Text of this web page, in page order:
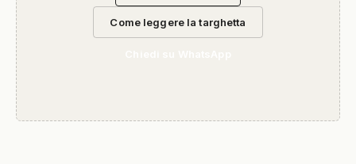
Come leggere la targhetta